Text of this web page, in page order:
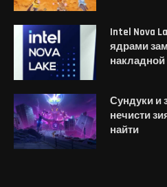
Intel Nova
ядрами
накладной
Сундуки и
нечисти
найти